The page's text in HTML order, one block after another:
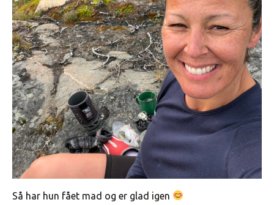
Så har hun fået mad og er glad igen